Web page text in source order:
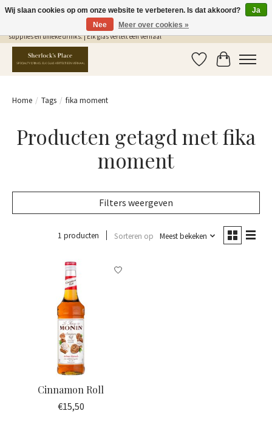
Gratis Verzending in NL vanaf €75,- | Sherlocks Place: dé plek voor MONIN siropen, bar
supplies en unieke drinks. | Elk glas vertelt een verhaal
Verlanglijst
Home / Tags / fika moment
Producten getagd met fika
moment
Filters weergeven
1 producten Sorteren op Meest bekeken
Cinnamon Roll
€15,50
Wij slaan cookies op om onze website te verbeteren. Is dat akkoord?
Ja
Nee
Meer over cookies »